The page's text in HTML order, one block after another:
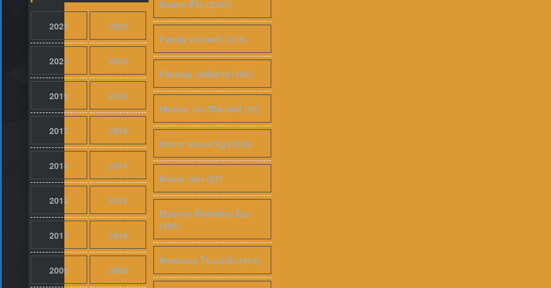
2023 2022
2021 2020
2019 2018
2017 2016
2015 2014
2013 2012
2011 2010
2009 2008
Drama ชีวิต (2207)
Family ครอบครัว (415)
Fantasy เทพนิยาย (186)
History ประวัติศาสตร์ (97)
Horror สยองขวัญ (1038)
Music เพลง (67)
Mystery ลึกลับซ่อนเงื่อน
(395)
Romance โรแมนติก (919)